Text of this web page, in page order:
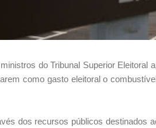
do Tribunal Superior
como gasto eleitoral o
dos recursos públicos destinados